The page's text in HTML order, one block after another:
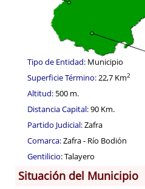
Gastronomía
Población
Archivo Municipal
Corporación
Correo-e gratis
Códigos para FACe
Tipo de Entidad: Municipio
Superficie Término:22,7 Km2
Altitud: 500 m.
Distancia Capital:90 Km.
Partido Judicial:Zafra
Comarca:Zafra - Río Bodión
Gentilicio:Talayero
Situación del Municipio